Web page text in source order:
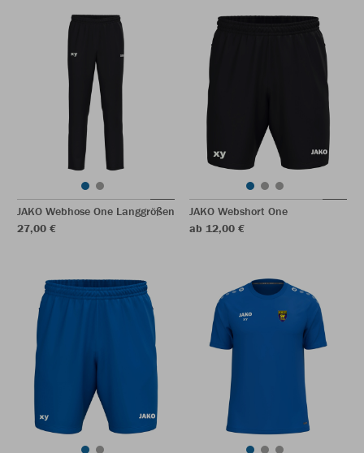
JAKO Webhose One Langgrößen
27,00 €
JAKO Webshort One
ab 12,00 €